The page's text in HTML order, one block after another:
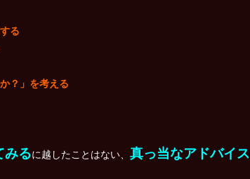
る
？」を考える
みるに越したことはない、 真っ当なアドバイス